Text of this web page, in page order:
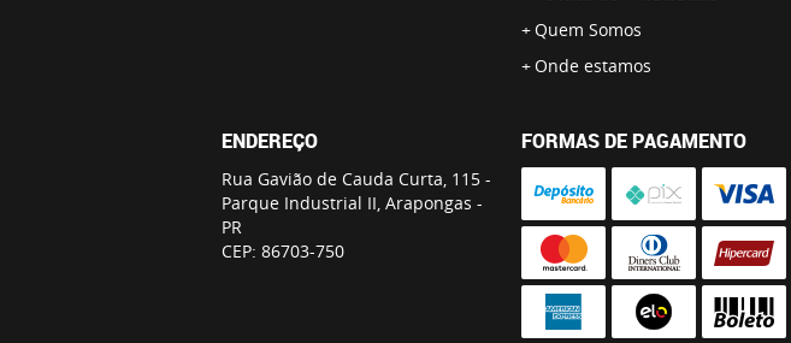
Quem Somos
Onde estamos
ENDEREÇO
Rua Gavião de Cauda Curta, 115 -
Parque Industrial II, Arapongas -
PR
CEP: 86703-750
FORMAS DE PAGAMENTO